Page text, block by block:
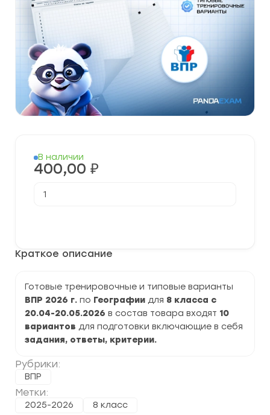
Краткое описание
Готовые тренировочные и типовые варианты
ВПР 2026 г. по Географии для 8 класса с
20.04-20.05.2026 в состав товара входят 10
вариантов для подготовки включающие в себя
задания, ответы, критерии.
Рубрики:
ВПР
Метки:
2025-2026 8 класс
В наличии
400,00 ₽
товара
Географии
задания
и
ответы